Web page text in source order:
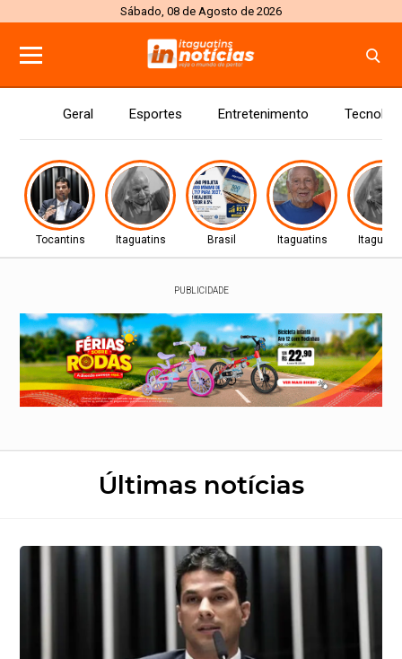
Sábado, 08 de Agosto de 2026
Geral Esportes Entretenimento
Tocantins Itaguatins Brasil Itaguatins
PUBLICIDADE
Últimas notícias